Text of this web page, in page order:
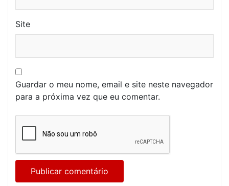
Site
Guardar o meu nome, email e site neste navegador
para a próxima vez que eu comentar.